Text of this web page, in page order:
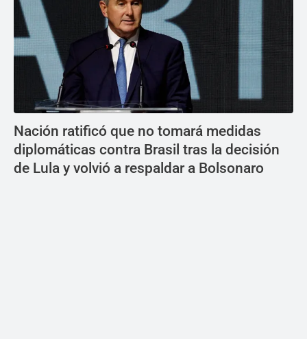
Nación ratificó que no tomará medidas
diplomáticas contra Brasil tras la decisión
de Lula y volvió a respaldar a Bolsonaro